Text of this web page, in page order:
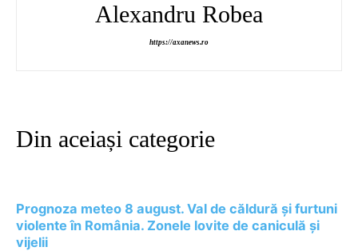
Alexandru Robea
https://axanews.ro
Din aceiași categorie
Prognoza meteo 8 august. Val de căldură și furtuni
violente în România. Zonele lovite de caniculă și
vijelii